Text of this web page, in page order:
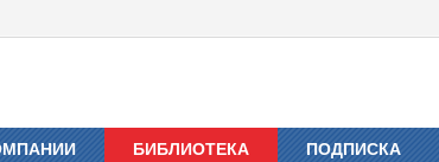
БИБЛИОТЕКА ПОДПИСКА